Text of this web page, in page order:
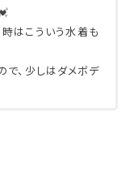
はこういう水着も
で、少しはダメボデ